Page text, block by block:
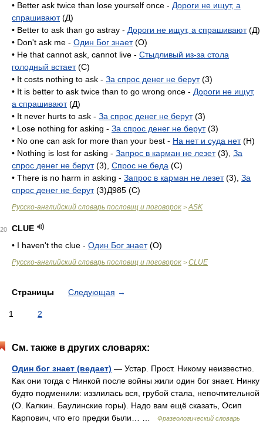
• Better ask twice than lose yourself once - Дороги не ищут, а
спрашивают(Д)
• Better to ask than go astray - Дороги не ищут, а спрашивают(Д)
• Don't ask me - Один Бог знает(O)
• He that cannot ask, cannot live - Стыдливый из-за стола
голодный встает(C)
• It costs nothing to ask - За спрос денег не берут(3)
• It is better to ask twice than to go wrong once - Дороги не ищут,
а спрашивают(Д)
• It never hurts to ask - За спрос денег не берут(3)
• Lose nothing for asking - За спрос денег не берут(3)
• No one can ask for more than your best - На нет и суда нет(H)
• Nothing is lost for asking - Запрос в карман не лезет(3), За
спрос денег не берут(3), Спрос не беда (C)
• There is no harm in asking - Запрос в карман не лезет(3), За
спрос денег не берут(3)Д985 (С)
Русско-английский словарь пословиц и поговорок > ASK
20
CLUE
• I haven't the clue - Один Бог знает(O)
Русско-английский словарь пословиц и поговорок > CLUE
Страницы Следующая →
1 2
См. также в других словарях:
Один бог знает (ведает) — Устар. Прост. Никому неизвестно.
Как они тогда с Нинкой после войны жили один бог знает. Нинку
будто подменили: иззлилась вся, грубой стала, непочтительной
(О. Калкин. Баулинские горы). Надо вам ещё сказать, Осип
Карпович, что его предки были… …
Фразеологический словарь